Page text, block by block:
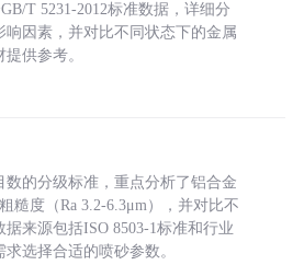
T 5231-2012标准数据，详细分
响因素，并对比不同状态下的金属
供参考。
数的分级标准，重点分析了铝合金
糙度（Ra 3.2-6.3μm），并对比不
据来源包括ISO 8503-1标准和行业
选择合适的喷砂参数。